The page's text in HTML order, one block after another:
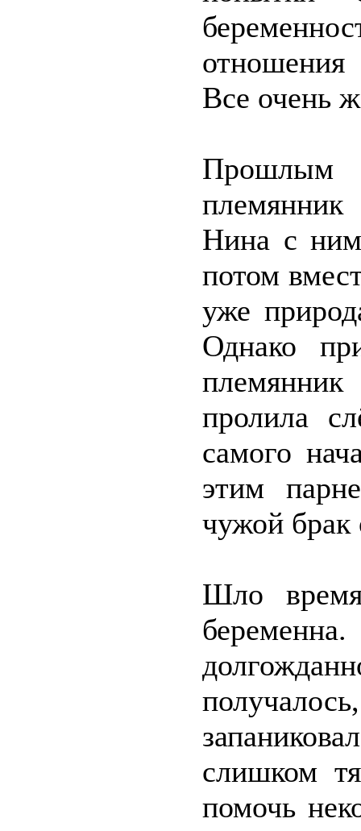
отношения
Все очень
Прошлым
Нина с ним
потом
уже
Однако
пролила
самого
этим
чужой брак
Шло
слишком
помочь